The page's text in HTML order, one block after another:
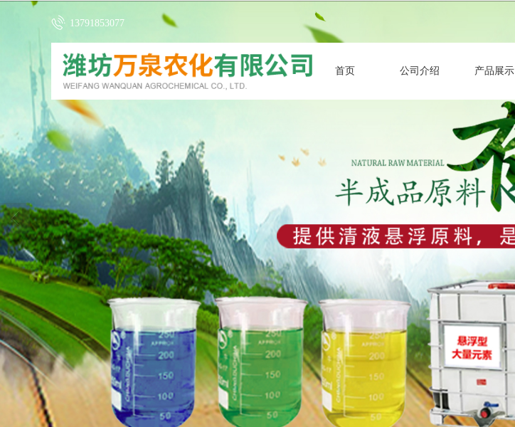
13791853077
首页 公司介绍 产品展示